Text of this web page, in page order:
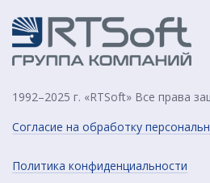
1992–2025 г. «RTSoft» Все права
Согласие на обработку
Политика конфиденциальности